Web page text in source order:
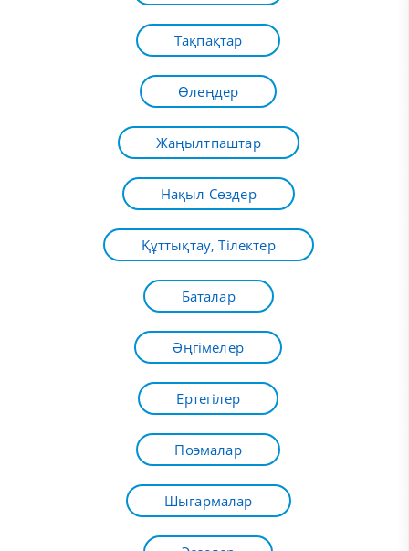
Тақпақтар
Өлеңдер
Жаңылтпаштар
Нақыл Сөздер
Құттықтау, Тілектер
Баталар
Әңгімелер
Ертегілер
Поэмалар
Шығармалар